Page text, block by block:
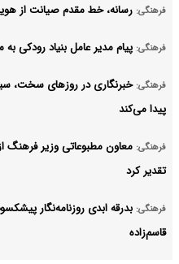
فرهنگی: رسانه، خط مقدم صیانت از
فرهنگی: پیام مدیر عامل بنیاد رودکی به
فرهنگی: خبرنگاری در روزهای سخت،
پیدا می‌کند
فرهنگی: معاون مطبوعاتی وزیر فرهنگ
تقدیر کرد
فرهنگی: بدرقه ابدی روزنامه‌نگار
قاسم‌زاده